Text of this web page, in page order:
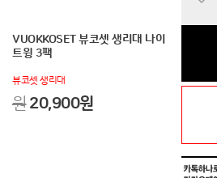
VUOKKOSET 뷰코셋 생리대 나이
트윙 3팩
뷰코셋 생리대
원 20,900원